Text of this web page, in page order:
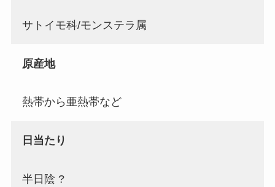
サトイモ科/モンステラ属
原産地
熱帯から亜熱帯など
日当たり
半日陰 ?